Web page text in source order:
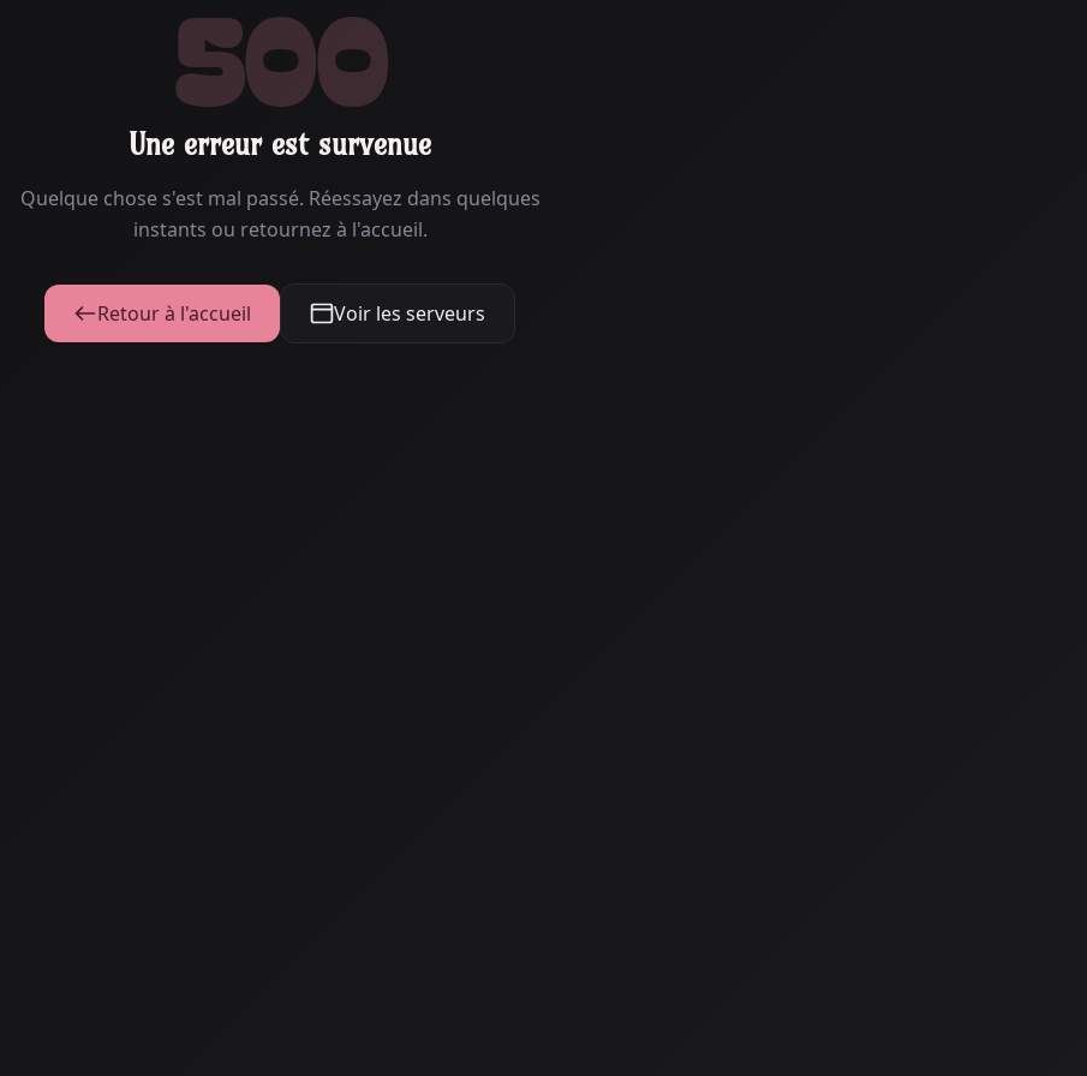
500
Une erreur est survenue
Quelque chose s'est mal passé. Réessayez dans quelques
instants ou retournez à l'accueil.
Retour à l'accueil Voir les serveurs